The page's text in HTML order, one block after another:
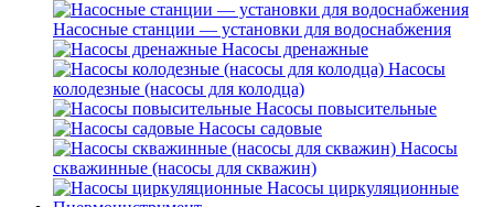
Насосные станции — установки для водоснабжения
Насосы дренажные
Насосы
колодезные (насосы для колодца)
Насосы повысительные
Насосы садовые
Насосы
скважинные (насосы для скважин)
Насосы циркуляционные